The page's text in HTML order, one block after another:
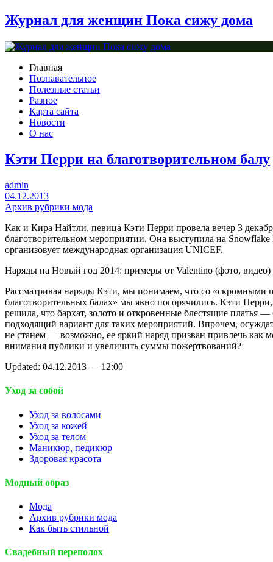
Журнал для женщин Пока сижу дома
Главная
Познавательное
Полезные статьи
Разное
Карта сайта
Новости
О нас
Кэти Перри на благотворительном балу
admin
04.12.2013
Архив рубрики мода
Как и Кира Найтли, певица Кэти Перри провела вечер 3
благотворительном мероприятии. Она выступила на
организовует международная организация UNICEF.
Наряды на Новый год 2014: примеры от Valentino (фото, видео)
Рассматривая наряды Кэти, мы понимаем, что со «скромными
благотворительных балах» мы явно погорячились. Кэти
решила, что бархат, золото и откровенные блестящие платья —
подходящий вариант для таких мероприятий. Впрочем,
не станем — возможно, ее яркий наряд призван привлечь как
внимания публики и увеличить суммы пожертвований?
Updated: 04.12.2013 — 12:00
Уход за собой
Уход за волосами
Уход за кожей
Уход за телом
Маникюр, педикюр
Здоровая красота
Модный образ
Мода
Архив рубрики мода
Как быть стильной
Свадебный переполох